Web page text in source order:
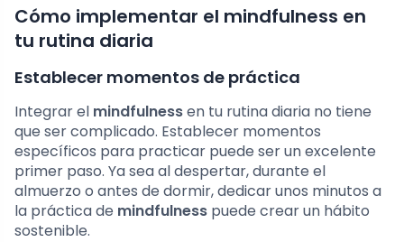
Cómo implementar el mindfulness en
tu rutina diaria
Establecer momentos de práctica
Integrar el mindfulnessen tu rutina diaria no tiene
que ser complicado. Establecer momentos
específicos para practicar puede ser un excelente
primer paso. Ya sea al despertar, durante el
almuerzo o antes de dormir, dedicar unos minutos a
la práctica de mindfulness puede crear un hábito
sostenible.